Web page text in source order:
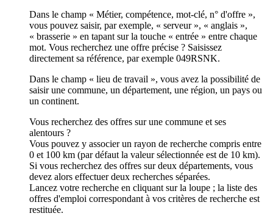
Dans le champ « Métier, compétence, mot-clé, n° d'offre »,
vous pouvez saisir, par exemple, « serveur », « anglais »,
« brasserie » en tapant sur la touche « entrée » entre chaque
mot. Vous recherchez une offre précise ? Saisissez
directement sa référence, par exemple 049RSNK.
Dans le champ « lieu de travail », vous avez la possibilité de
saisir une commune, un département, une région, un pays ou
un continent.
Vous recherchez des offres sur une commune et ses
alentours ?
Vous pouvez y associer un rayon de recherche compris entre
0 et 100 km (par défaut la valeur sélectionnée est de 10 km).
Si vous recherchez des offres sur deux départements, vous
devez alors effectuer deux recherches séparées.
Lancez votre recherche en cliquant sur la loupe ; la liste des
offres d'emploi correspondant à vos critères de recherche est
restituée.